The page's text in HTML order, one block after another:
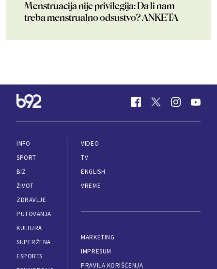
Menstruacija nije privilegija: Da li nam
treba menstrualno odsustvo? ANKETA
INFO
SPORT
BIZ
ŽIVOT
ZDRAVLJE
PUTOVANJA
KULTURA
SUPERŽENA
ESPORTS
VIDEO
TV
ENGLISH
VREME
MARKETING
IMPRESUM
PRAVILA KORIŠĆENJA